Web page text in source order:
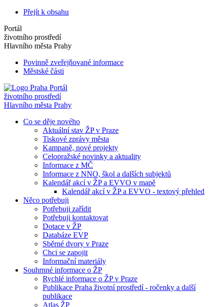
Přejít k obsahu
Portál
životního prostředí
Hlavního města Prahy
Povinně zveřejňované informace
Městské části
Portál
životního prostředí
Hlavního města Prahy
Co se děje nového
Aktuální stav ŽP v Praze
Tiskové zprávy města
Kampaně, nové projekty
Celopražské novinky a aktuality
Informace z MČ
Informace z NNO, škol a dalších subjektů
Kalendář akcí v ŽP a EVVO v mapě
Kalendář akcí v ŽP a EVVO - textový přehled
Něco potřebuji
Potřebuji zařídit
Potřebuji kontaktovat
Dotace v ŽP
Databáze EVP
Sběrné dvory v Praze
Chci se zapojit
Informační materiály
Souhrnné informace o ŽP
Rychlé informace o ŽP v Praze
Publikace Praha životní prostředí - ročenky a další
publikace
Atlas ŽP